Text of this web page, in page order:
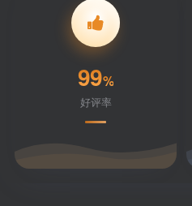
99%
好评率